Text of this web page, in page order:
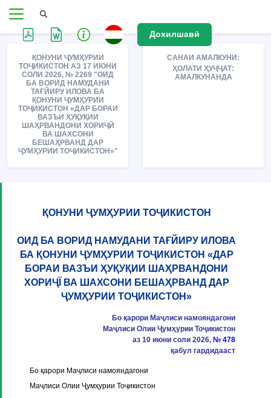
Дохилшавӣ
ҚОНУНИ ҶУМҲУРИИ
ТОҶИКИСТОН АЗ 17 ИЮНИ
СОЛИ 2026, № 2269 "ОИД
БА ВОРИД НАМУДАНИ
ТАҒЙИРУ ИЛОВА БА
ҚОНУНИ ҶУМҲУРИИ
ТОҶИКИСТОН «ДАР БОРАИ
ВАЗЪИ ҲУҚУҚИИ
ШАҲРВАНДОНИ ХОРИҶӢ
ВА ШАХСОНИ
БЕШАҲРВАНД ДАР
ҶУМҲУРИИ ТОҶИКИСТОН»"
САНАИ АМАЛКУНИ:
ҲОЛАТИ ҲУҶҶАТ:
АМАЛКУНАНДА
ҚОНУНИ ҶУМҲУРИИ ТОҶИКИСТОН
ОИД БА ВОРИД НАМУДАНИ ТАҒЙИРУ ИЛОВА
БА ҚОНУНИ ҶУМҲУРИИ ТОҶИКИСТОН «ДАР
БОРАИ ВАЗЪИ ҲУҚУҚИИ ШАҲРВАНДОНИ
ХОРИҶЇ ВА ШАХСОНИ БЕШАҲРВАНД ДАР
ҶУМҲУРИИ ТОҶИКИСТОН»
Бо қарори Маҷлиси намояндагони
Маҷлиси Олии Ҷумҳурии Тоҷикистон
аз 10 июни соли 2026, № 478
қабул гардидааст
Бо қарори Маҷлиси намояндагони
Маҷлиси Олии Ҷумҳурии Тоҷикистон